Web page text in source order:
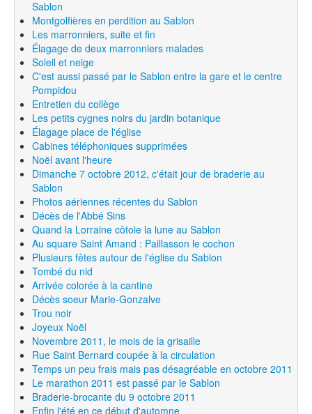
Sablon
Montgolfières en perdition au Sablon
Les marronniers, suite et fin
Élagage de deux marronniers malades
Soleil et neige
C'est aussi passé par le Sablon entre la gare et le centre
Pompidou
Entretien du collège
Les petits cygnes noirs du jardin botanique
Élagage place de l'église
Cabines téléphoniques supprimées
Noël avant l'heure
Dimanche 7 octobre 2012, c'était jour de braderie au
Sablon
Photos aériennes récentes du Sablon
Décès de l'Abbé Sins
Quand la Lorraine côtoie la lune au Sablon
Au square Saint Amand : Paillasson le cochon
Plusieurs fêtes autour de l'église du Sablon
Tombé du nid
Arrivée colorée à la cantine
Décès soeur Marie-Gonzalve
Trou noir
Joyeux Noël
Novembre 2011, le mois de la grisaille
Rue Saint Bernard coupée à la circulation
Temps un peu frais mais pas désagréable en octobre 2011
Le marathon 2011 est passé par le Sablon
Braderie-brocante du 9 octobre 2011
Enfin l'été en ce début d'automne